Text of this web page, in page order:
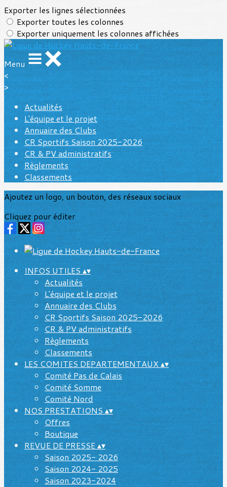
Exporter les lignes sélectionnées
Exporter toutes les colonnes
Exporter uniquement les colonnes affichées
Menu
<
>
Actualités
L'équipe et le projet
Annuaire des Clubs
CR Sportifs Saison 2025-2026
CR & PV administratifs
Règlements
Classements
Ajoutez un logo, un bouton, des réseaux sociaux
Cliquez pour éditer
INFOS UTILES▴▾
Actualités
L'équipe et le projet
Annuaire des Clubs
CR Sportifs Saison 2025-2026
CR & PV administratifs
Règlements
Classements
LES COMITES DEPARTEMENTAUX▴▾
Comité Pas de Calais
Comité Somme
Comité Nord
NOS PRESTATIONS▴▾
Offres
Boutique
REVUE DE PRESSE▴▾
Saison 2025- 2026
Saison 2024- 2025
Saison 2023-2024